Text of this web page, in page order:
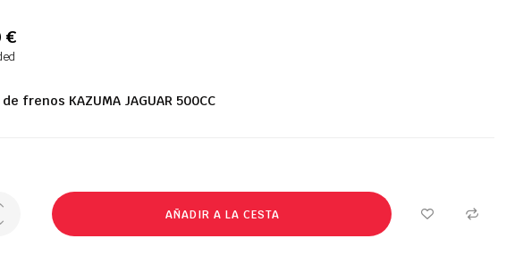
€
de frenos KAZUMA JAGUAR 500CC
AÑADIR A LA CESTA